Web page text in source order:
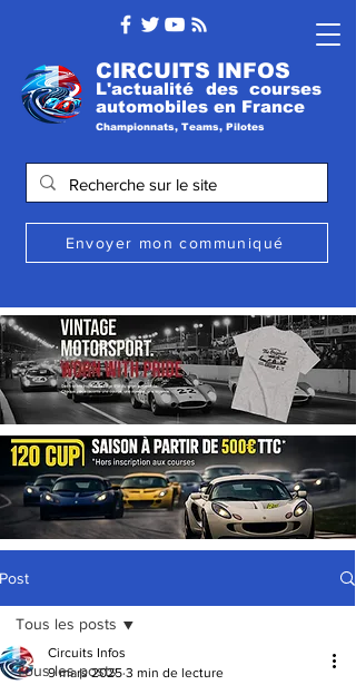
CIRCUITS INFOS
L'actualité des courses
automobiles en France
Championnats, Teams, Pilotes
Envoyer mon communiqué
Post
Tous les posts
Tous les posts
Circuits Infos
9 mars 2025 3 min de lecture